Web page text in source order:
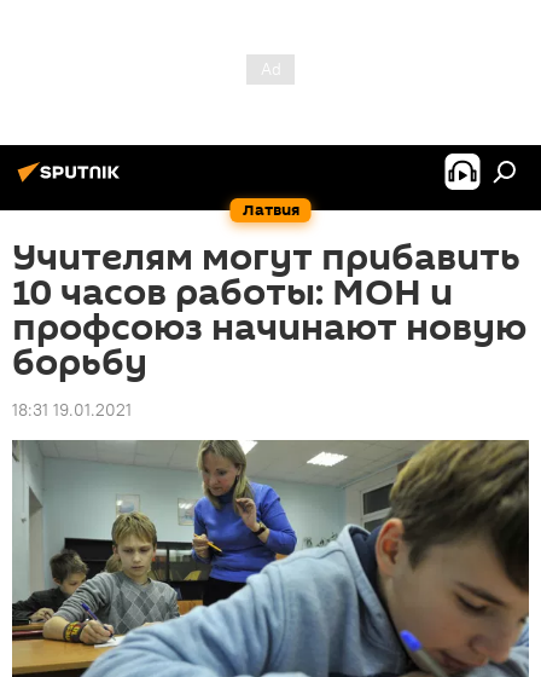
Латвия
Учителям могут прибавить
10 часов работы: МОН и
профсоюз начинают новую
борьбу
18:31 19.01.2021